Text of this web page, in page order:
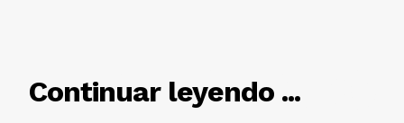
Continuar leyendo ...
RELACIONADO